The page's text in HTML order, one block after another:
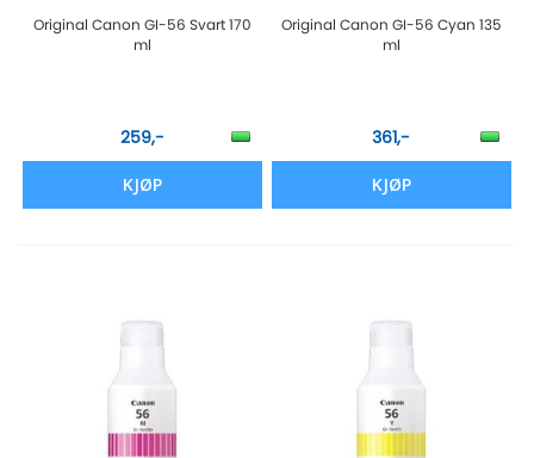
Original Canon GI-56 Svart 170
ml
259,-
KJØP
Original Canon GI-56 Cyan 135
ml
361,-
KJØP